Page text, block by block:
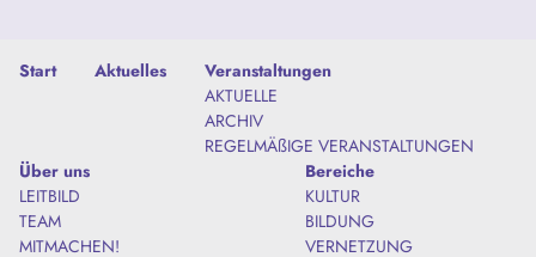
Start Aktuelles
Veranstaltungen
AKTUELLE
ARCHIV
REGELMÄßIGE VERANSTALTUNGEN
Über uns
LEITBILD
TEAM
MITMACHEN!
Bereiche
KULTUR
BILDUNG
VERNETZUNG